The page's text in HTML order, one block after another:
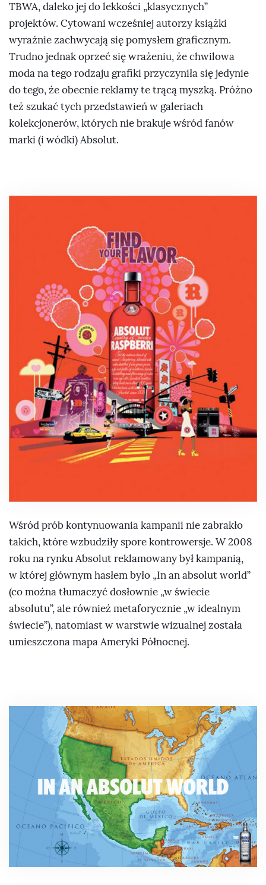
TBWA, daleko jej do lekkości „klasycznych”
projektów. Cytowani wcześniej autorzy książki
wyraźnie zachwycają się pomysłem graficznym.
Trudno jednak oprzeć się wrażeniu, że chwilowa
moda na tego rodzaju grafiki przyczyniła się jedynie
do tego, że obecnie reklamy te trącą myszką. Próżno
też szukać tych przedstawień w galeriach
kolekcjonerów, których nie brakuje wśród fanów
marki (i wódki) Absolut.
Wśród prób kontynuowania kampanii nie zabrakło
takich, które wzbudziły spore kontrowersje. W 2008
roku na rynku Absolut reklamowany był kampanią,
w której głównym hasłem było „In an absolut world”
(co można tłumaczyć dosłownie „w świecie
absolutu”, ale również metaforycznie „w idealnym
świecie”), natomiast w warstwie wizualnej została
umieszczona mapa Ameryki Północnej.